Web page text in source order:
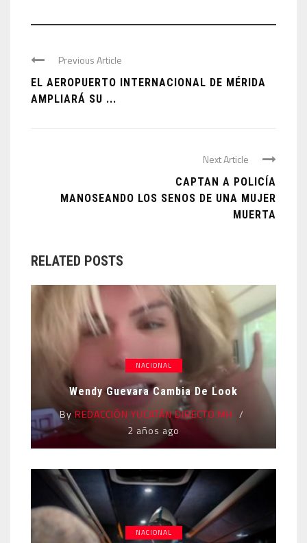
Previous Article
EL AEROPUERTO INTERNACIONAL DE MÉRIDA
AMPLIARÁ SU ...
Next Article
CAPTAN A POLICÍA
MANOSEANDO LOS SENOS DE UNA MUJER
MUERTA
RELATED POSTS
NACIONAL
Wendy Guevara Cambia De Look
By REDACCIÓN YUCATÁN DIRECTO MH
2 años ago
NACIONAL